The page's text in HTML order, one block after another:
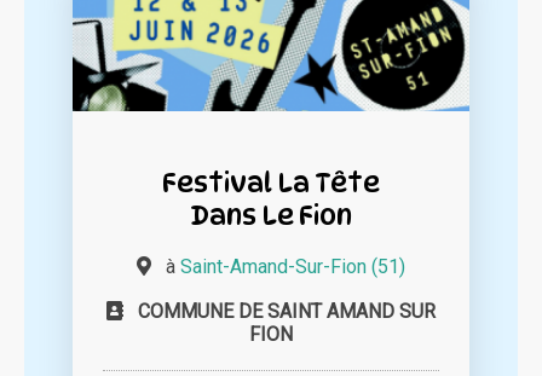
Festival La Tête
Dans Le Fion
à Saint-Amand-Sur-Fion (51)
COMMUNE DE SAINT AMAND SUR
FION